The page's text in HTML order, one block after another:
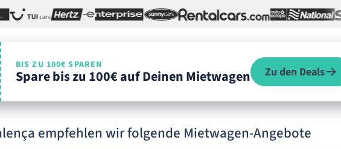
BIS ZU 100€ SPAREN
Spare bis zu 100€ auf Deinen Mietwagen Zu den Deals
empfehlen wir folgende Mietwagen-Angebote